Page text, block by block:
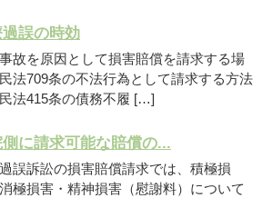
過誤の時効
故を原因として損害賠償を請求する場
法709条の不法行為として請求する方法
法415条の債務不履 […]
に請求可能な賠償の...
誤訴訟の損害賠償請求では、積極損
極損害・精神損害（慰謝料）について